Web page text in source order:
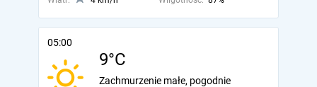
05:00
9°C
Zachmurzenie małe, pogodnie